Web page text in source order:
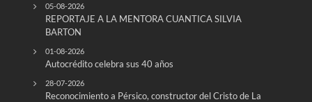
05-08-2026
REPORTAJE A LA MENTORA CUANTICA SILVIA
BARTON
01-08-2026
Autocrédito celebra sus 40 años
28-07-2026
Reconocimiento a Pérsico, constructor del Cristo de La